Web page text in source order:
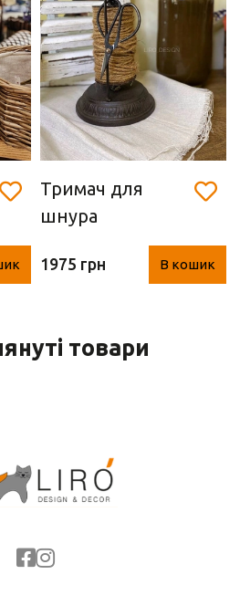
Тримач для
шнура
1975 грн В кошик
товари